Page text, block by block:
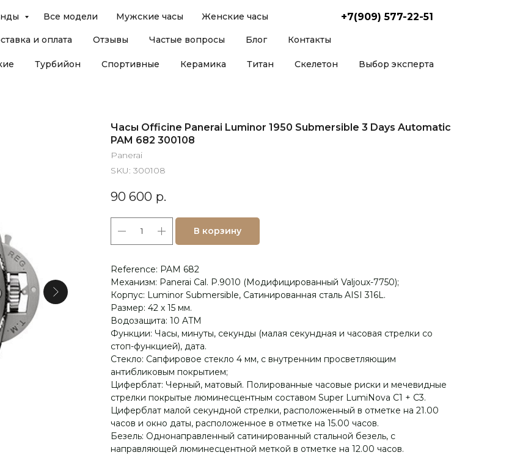
и оплата Отзывы Частые вопросы Блог Контакты
Все модели Мужские часы Женские часы +7(909) 577-22-51
Турбийон Спортивные Керамика Титан Скелетон Выбор эксперта
Часы Officine Panerai Luminor 1950 Submersible 3 Days Automatic
PAM 682 300108
Panerai
SKU: 300108
90 600 р.
В корзину
Reference: PAM 682
Механизм: Panerai Cal. P.9010 (Модифицированный Valjoux-7750);
Корпус: Luminor Submersible, Сатинированная сталь AISI 316L.
Размер: 42 х 15 мм.
Водозащита: 10 ATM
Функции: Часы, минуты, секунды (малая секундная и часовая стрелки со
стоп-функцией), дата.
Стекло: Сапфировое стекло 4 мм, с внутренним просветляющим
антибликовым покрытием;
Циферблат: Черный, матовый. Полированные часовые риски и мечевидные
стрелки покрытые люминесцентным составом Super LumiNova C1 + C3.
Циферблат малой секундной стрелки, расположенный в отметке на 21.00
часов и окно даты, расположенное в отметке на 15.00 часов.
Безель: Однонаправленный сатинированный стальной безель, с
направляющей люминесцентной меткой в отметке на 12.00 часов.